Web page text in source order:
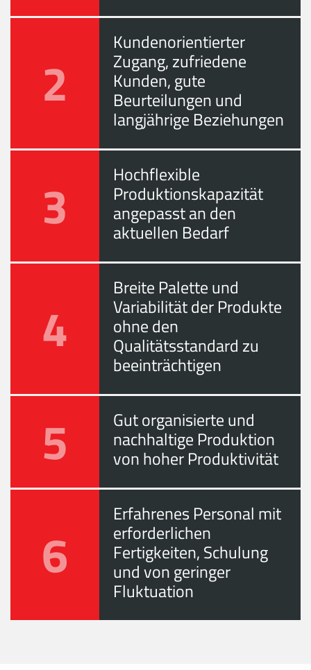
2
Kundenorientierter
Zugang, zufriedene
Kunden, gute
Beurteilungen und
langjährige Beziehungen
3 Hochflexible
Produktionskapazität
angepasst an den
aktuellen Bedarf
4
Breite Palette und
Variabilität der Produkte
ohne den
Qualitätsstandard zu
beeinträchtigen
5 Gut organisierte und
nachhaltige Produktion
von hoher Produktivität
6
Erfahrenes Personal mit
erforderlichen
Fertigkeiten, Schulung
und von geringer
Fluktuation